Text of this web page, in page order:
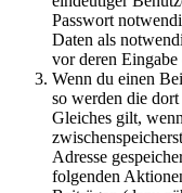
Passwort
Daten als
vor deren
Wenn du einen
so werden die
Gleiches gilt,
Adresse
folgenden